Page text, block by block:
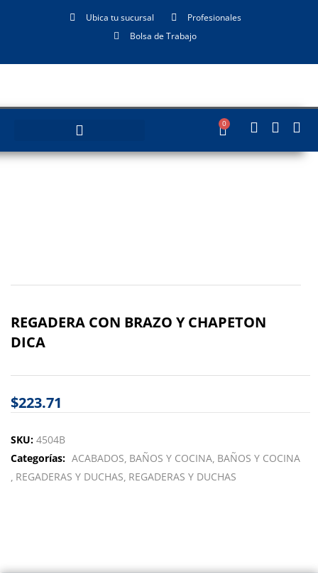
Ubica tu sucursal
Profesionales
Bolsa de Trabajo
0
REGADERA CON BRAZO Y CHAPETON
DICA
$223.71
SKU: 4504B
Categorías: ACABADOS BAÑOS Y COCINA BAÑOS Y COCINA
REGADERAS Y DUCHAS REGADERAS Y DUCHAS